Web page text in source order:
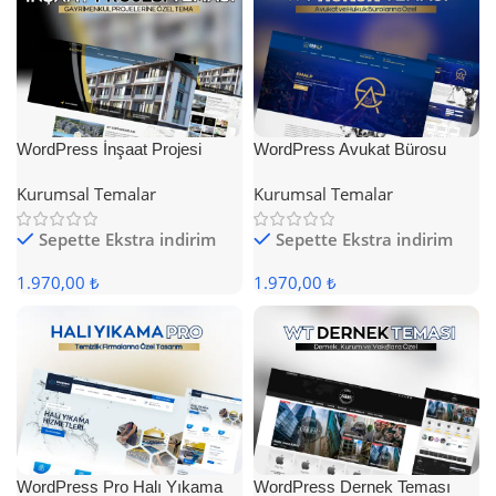
WordPress İnşaat Projesi
Kurumsal Temalar
Sepette Ekstra indirim
1.970,00 ₺
WordPress Avukat Bürosu
Kurumsal Temalar
Sepette Ekstra indirim
1.970,00 ₺
WordPress Pro Halı Yıkama
WordPress Dernek Teması